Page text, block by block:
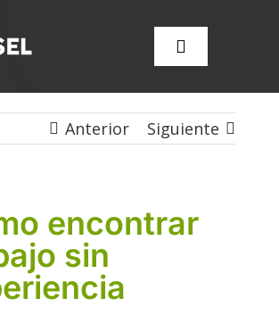
Toggle
SERVICIOS
FORMACIÓN
OFERTAS DE EMPLEO
Anterior Siguiente
encontrar
sin